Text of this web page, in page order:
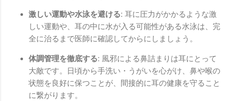
激しい運動や水泳を避ける: 耳に圧力がかかるような激
しい運動や、耳の中に水が入る可能性がある水泳は、完
全に治るまで医師に確認してからにしましょう。
体調管理を徹底する: 風邪による鼻詰まりは耳にとって
大敵です。日頃から手洗い・うがいを心がけ、鼻や喉の
状態を良好に保つことが、間接的に耳の健康を守ること
に繋がります。